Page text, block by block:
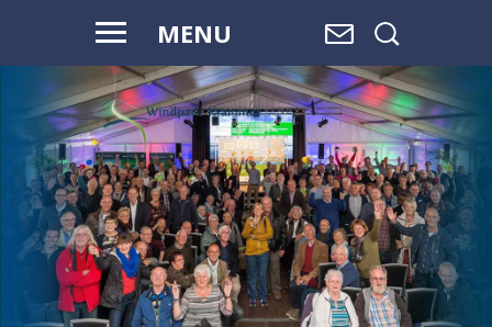
MENU
WAAR WATER
OVERGAAT IN
LAND,
EN LAND
OVERGAAT
IN WATER, IS
RUIMTE.